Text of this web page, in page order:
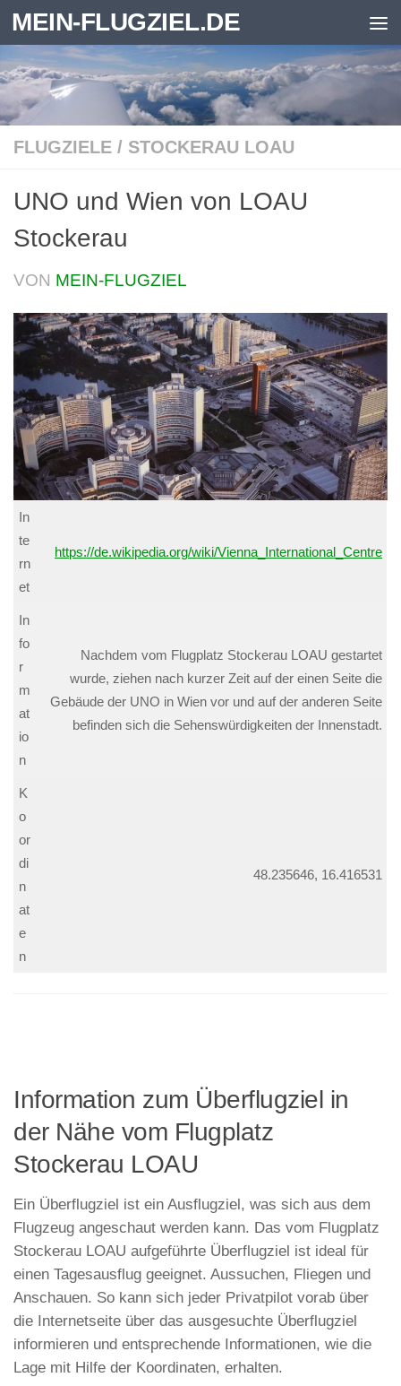
Zum Inhalt springen
MEIN-FLUGZIEL.DE
FLUGZIELE / STOCKERAU LOAU
UNO und Wien von LOAU
Stockerau
VON MEIN-FLUGZIEL
In
te
rn
et
https://de.wikipedia.org/wiki/Vienna_International_Centre
In
fo
r
m
at
io
n
Nachdem vom Flugplatz Stockerau LOAU gestartet
wurde, ziehen nach kurzer Zeit auf der einen Seite die
Gebäude der UNO in Wien vor und auf der anderen Seite
befinden sich die Sehenswürdigkeiten der Innenstadt.
K
o
or
di
n
at
e
n
48.235646, 16.416531
Information zum Überflugziel in
der Nähe vom Flugplatz
Stockerau LOAU
Ein Überflugziel ist ein Ausflugziel, was sich aus dem
Flugzeug angeschaut werden kann. Das vom Flugplatz
Stockerau LOAU aufgeführte Überflugziel ist ideal für
einen Tagesausflug geeignet. Aussuchen, Fliegen und
Anschauen. So kann sich jeder Privatpilot vorab über
die Internetseite über das ausgesuchte Überflugziel
informieren und entsprechende Informationen, wie die
Lage mit Hilfe der Koordinaten, erhalten.